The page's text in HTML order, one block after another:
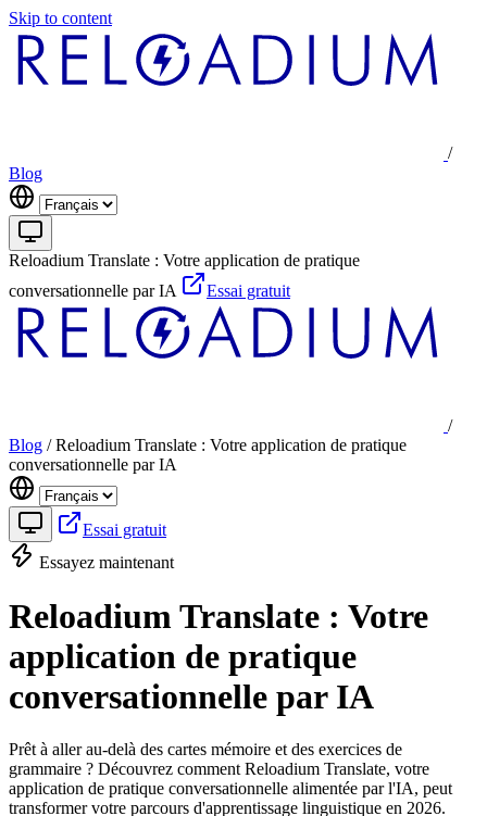
Skip to content
/
Blog
Reloadium Translate : Votre application de pratique
conversationnelle par IA
Essai gratuit
/
Blog / Reloadium Translate : Votre application de pratique
conversationnelle par IA
Essai gratuit
Essayez maintenant
Reloadium Translate : Votre
application de pratique
conversationnelle par IA
Prêt à aller au-delà des cartes mémoire et des exercices de
grammaire ? Découvrez comment Reloadium Translate, votre
application de pratique conversationnelle alimentée par l'IA, peut
transformer votre parcours d'apprentissage linguistique en 2026.